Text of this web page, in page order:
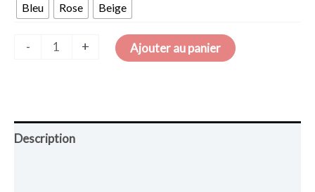
Bleu Rose Beige
- + Ajouter au panier
Description